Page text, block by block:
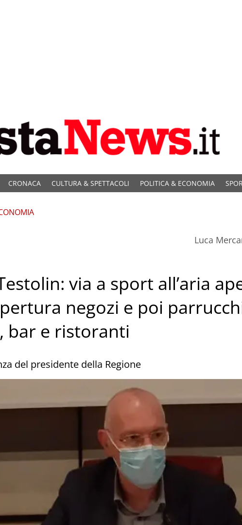
CRONACA CULTURA & SPETTACOLI POLITICA & ECONOMIA
Luca
via a sport all’aria
negozi e poi
bar e ristoranti
del presidente della Regione